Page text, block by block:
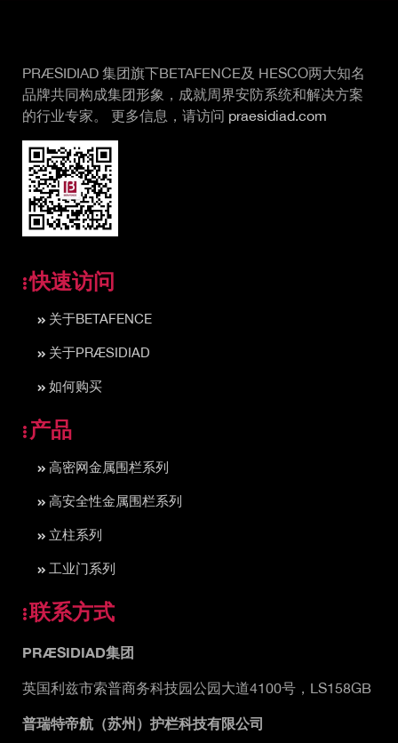
PRÆSIDIAD 集团旗下BETAFENCE及 HESCO两大知名
品牌共同构成集团形象，成就周界安防系统和解决方案
的行业专家。 更多信息，请访问 praesidiad.com
快速访问
关于BETAFENCE
关于PRÆSIDIAD
如何购买
产品
高密网金属围栏系列
高安全性金属围栏系列
立柱系列
工业门系列
联系方式
PRÆSIDIAD集团
英国利兹市索普商务科技园公园大道4100号，LS158GB
普瑞特帝航（苏州）护栏科技有限公司